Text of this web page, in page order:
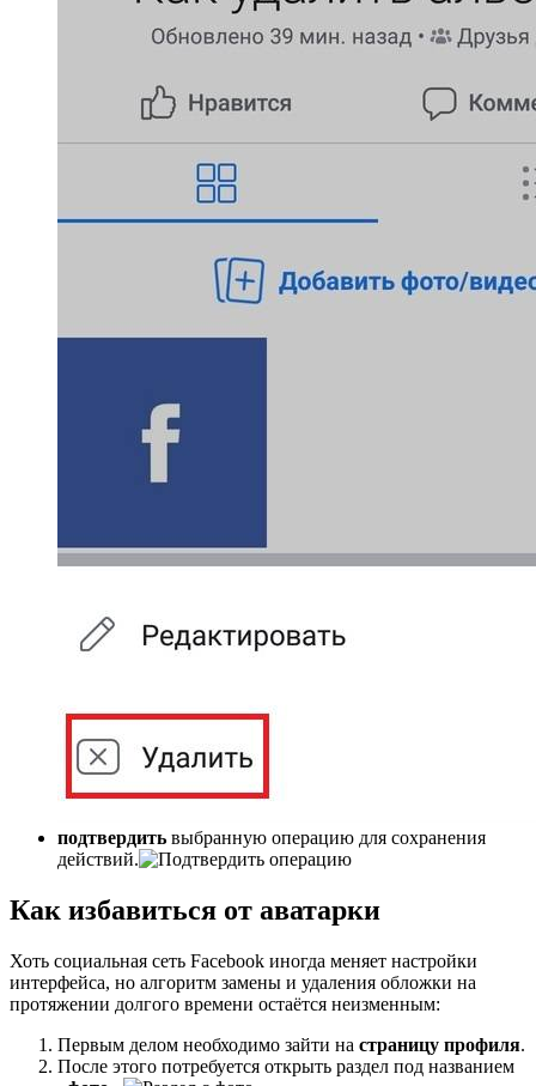
подтвердить выбранную операцию для сохранения
действий.
Как избавиться от аватарки
Хоть социальная сеть Facebook иногда меняет настройки
интерфейса, но алгоритм замены и удаления обложки на
протяжении долгого времени остаётся неизменным:
Первым делом необходимо зайти на страницу профиля.
После этого потребуется открыть раздел под названием